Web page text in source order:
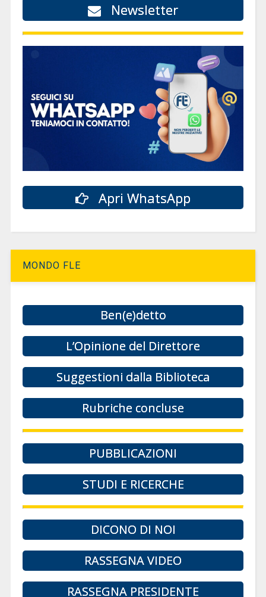
Newsletter
Apri WhatsApp
MONDO FLE
Ben(e)detto
L’Opinione del Direttore
Suggestioni dalla Biblioteca
Rubriche concluse
PUBBLICAZIONI
STUDI E RICERCHE
DICONO DI NOI
RASSEGNA VIDEO
RASSEGNA PRESIDENTE